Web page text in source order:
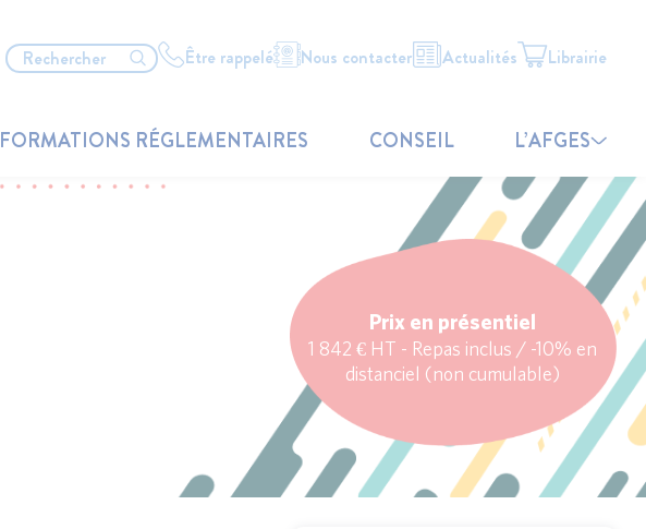
Être rappelé Nous contacter Actualités Librairie
FORMATIONS RÉGLEMENTAIRES CONSEIL L’AFGES
Prix en présentiel
1 842 € HT - Repas inclus / -10% en
distanciel (non cumulable)